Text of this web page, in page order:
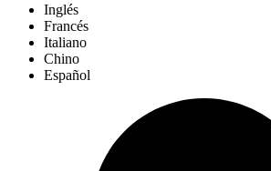
Inglés
Francés
Italiano
Chino
Español